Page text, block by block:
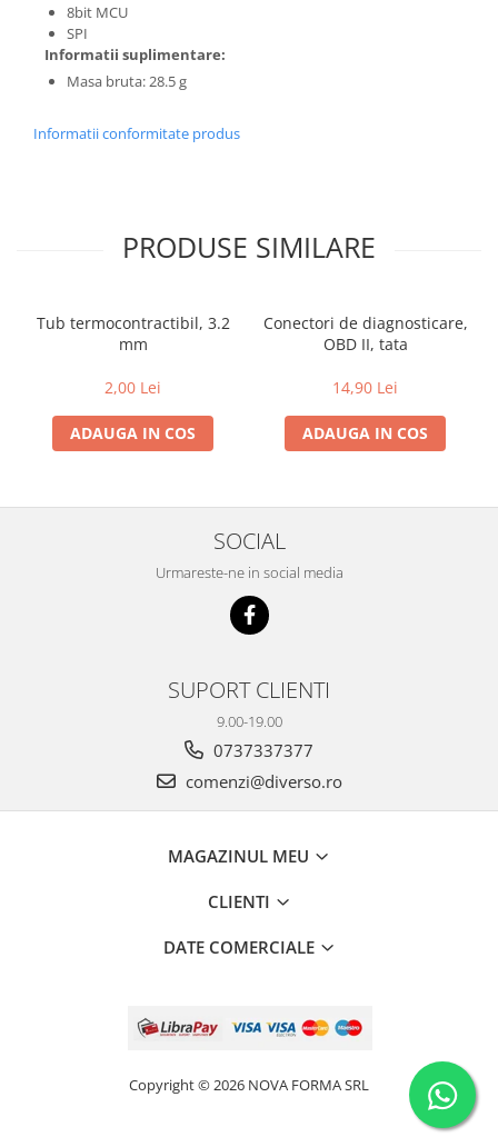
8bit MCU
SPI
Informatii suplimentare:
Masa bruta: 28.5 g
Informatii conformitate produs
PRODUSE SIMILARE
Tub termocontractibil, 3.2
mm
2,00 Lei
ADAUGA IN COS
Conectori de diagnosticare,
OBD II, tata
14,90 Lei
ADAUGA IN COS
SOCIAL
Urmareste-ne in social media
SUPORT CLIENTI
9.00-19.00
0737337377
comenzi@diverso.ro
MAGAZINUL MEU
CLIENTI
DATE COMERCIALE
Copyright © 2026 NOVA FORMA SRL